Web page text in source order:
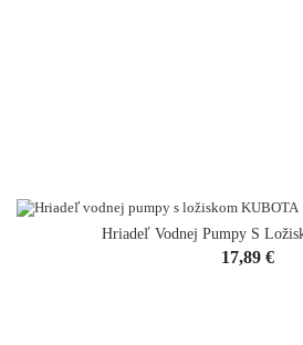
Hriadeľ Vodnej Pumpy S
Cena
17,89 €